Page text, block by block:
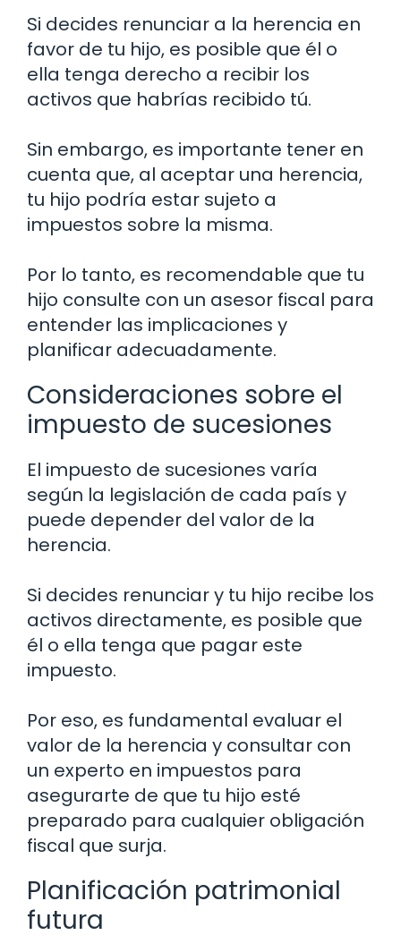
Si decides renunciar a la herencia en
favor de tu hijo, es posible que él o
ella tenga derecho a recibir los
activos que habrías recibido tú.
Sin embargo, es importante tener en
cuenta que, al aceptar una herencia,
tu hijo podría estar sujeto a
impuestos sobre la misma.
Por lo tanto, es recomendable que tu
hijo consulte con un asesor fiscal para
entender las implicaciones y
planificar adecuadamente.
Consideraciones sobre el
impuesto de sucesiones
El impuesto de sucesiones varía
según la legislación de cada país y
puede depender del valor de la
herencia.
Si decides renunciar y tu hijo recibe los
activos directamente, es posible que
él o ella tenga que pagar este
impuesto.
Por eso, es fundamental evaluar el
valor de la herencia y consultar con
un experto en impuestos para
asegurarte de que tu hijo esté
preparado para cualquier obligación
fiscal que surja.
Planificación patrimonial
futura